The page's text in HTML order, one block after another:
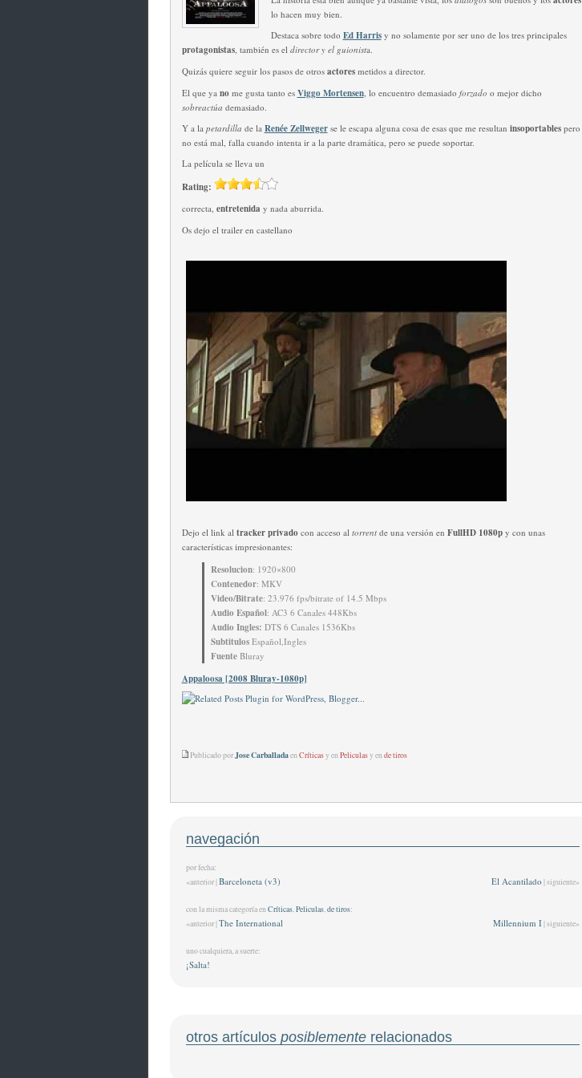
lo hacen muy bien.
Destaca sobre todo Ed Harrisy no solamente por ser uno de los tres principales
protagonistas, también es eldirector y el guionista.
Quizás quiere seguir los pasos de otros actores metidos a director.
El que ya no me gusta tanto es Viggo Mortensen, lo encuentro demasiado forzado o mejor dicho
sobreactúa demasiado.
Y a la petardilla de la Renée Zellwegerse le escapa alguna cosa de esas que me resultan insoportables pero
no está mal, falla cuando intenta ir a la parte dramática, pero se puede soportar.
La película se lleva un
Rating:
correcta, entretenida y nada aburrida.
Os dejo el trailer en castellano
Dejo el link al tracker privadocon acceso al torrent de una versión en FullHD 1080py con unas
características impresionantes:
Resolucion: 1920×800
Contenedor: MKV
Video/Bitrate: 23.976 fps/bitrate of 14.5 Mbps
Audio Español: AC3 6 Canales 448Kbs
Audio Ingles: DTS 6 Canales 1536Kbs
Subtitulos Español,Ingles
FuenteBluray
Appaloosa [2008 Bluray-1080p]
Publicado porJose CarballadaenCríticasy enPeliculasy ende tiros
navegación
por fecha:
El Acantilado | siguiente»
«anterior |Barceloneta (v3)
con la misma categoría enCríticas,Peliculas,de tiros:
Millennium I| siguiente»
«anterior |The International
uno cualquiera, a suerte:
¡Salta!
otros artículos posiblementerelacionados